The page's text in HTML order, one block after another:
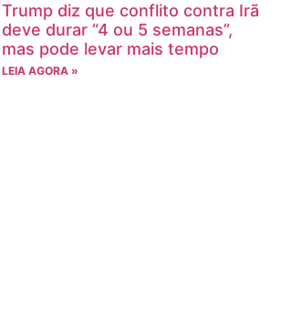
Trump diz que conflito contra Irã
deve durar “4 ou 5 semanas”,
mas pode levar mais tempo
LEIA AGORA »